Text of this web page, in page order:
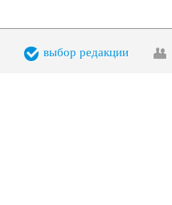
выбор редакции